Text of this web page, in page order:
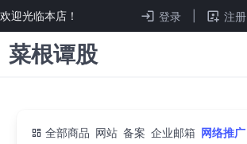
欢迎光临本店！ 登录 注册
菜根谭股
全部商品 网站 备案 企业邮箱 网络推广